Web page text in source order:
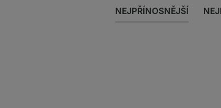
NEJPŘÍNOSNĚJŠÍ